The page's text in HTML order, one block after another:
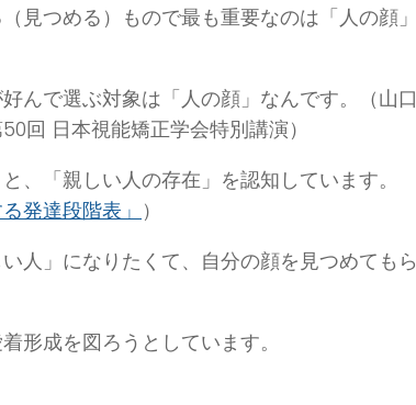
見つめる）もので最も重要なのは「人の顔」
んで選ぶ対象は「人の顔」なんです。（山口
回 日本視能矯正学会特別講演）
、「親しい人の存在」を認知しています。
発達段階表」 ）
人」になりたくて、自分の顔を見つめてもら
形成を図ろうとしています。